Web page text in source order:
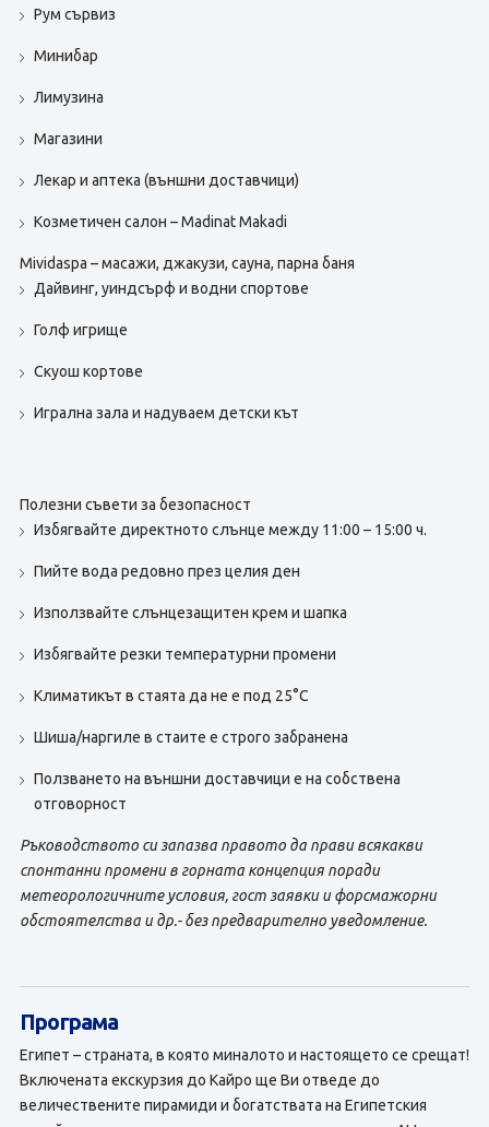
Рум сървиз
Минибар
Лимузина
Магазини
Лекар и аптека (външни доставчици)
Козметичен салон – Madinat Makadi
Mividaspa – масажи, джакузи, сауна, парна баня
Дайвинг, уиндсърф и водни спортове
Голф игрище
Скуош кортове
Игрална зала и надуваем детски кът
Полезни съвети за безопасност
Избягвайте директното слънце между 11:00 – 15:00 ч.
Пийте вода редовно през целия ден
Използвайте слънцезащитен крем и шапка
Избягвайте резки температурни промени
Климатикът в стаята да не е под 25°C
Шиша/наргиле в стаите е строго забранена
Ползването на външни доставчици е на собствена
отговорност
Ръководството си запазва правото да прави всякакви
спонтанни промени в горната концепция поради
метеорологичните условия, гост заявки и форсмажорни
обстоятелства и др.- без предварително уведомление.
Програма
Египет – страната, в която миналото и настоящето се срещат!
Включената екскурзия до Кайро ще Ви отведе до
величествените пирамиди и богатствата на Египетския